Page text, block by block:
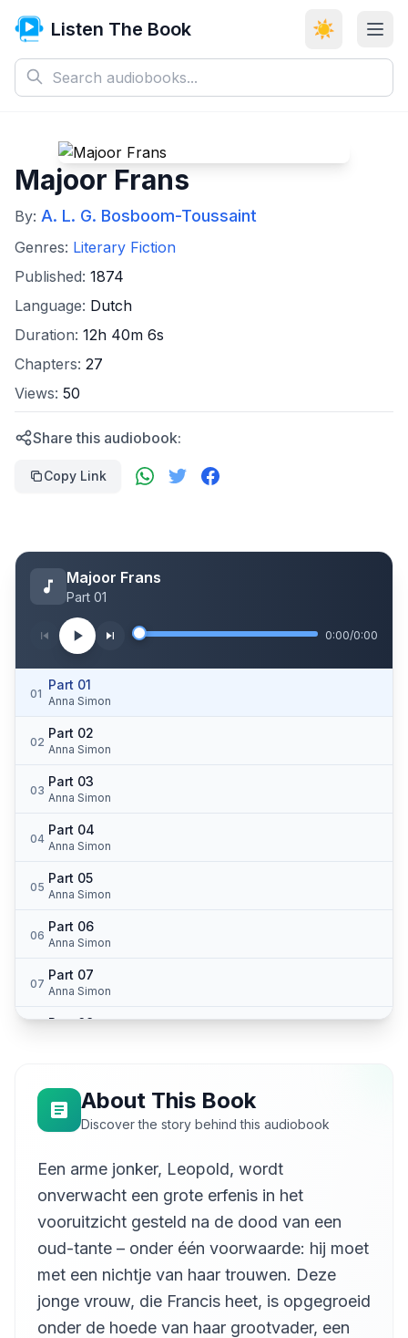
Listen The Book ☀️
Majoor Frans
By: A. L. G. Bosboom-Toussaint
Genres: Literary Fiction
Published: 1874
Language: Dutch
Duration: 12h 40m 6s
Chapters: 27
Views: 50
Share this audiobook:
Copy Link
Majoor Frans
Part 01
0:00/0:00
01
Part 01
Anna Simon
02
Part 02
Anna Simon
03
Part 03
Anna Simon
04
Part 04
Anna Simon
05
Part 05
Anna Simon
06
Part 06
Anna Simon
07
Part 07
Anna Simon
Part 09
Anna Simon
10
Part 10
Anna Simon
Part 11
12
Part 12
13
Anna Simon
14
Part 14
Anna Simon
About This Book
Discover the story behind this audiobook
Een arme jonker, Leopold, wordt
onverwacht een grote erfenis in het
vooruitzicht gesteld na de dood van een
oud-tante – onder één voorwaarde: hij moet
met een nichtje van haar trouwen. Deze
jonge vrouw, die Francis heet, is opgegroeid
onder de hoede van haar grootvader, een